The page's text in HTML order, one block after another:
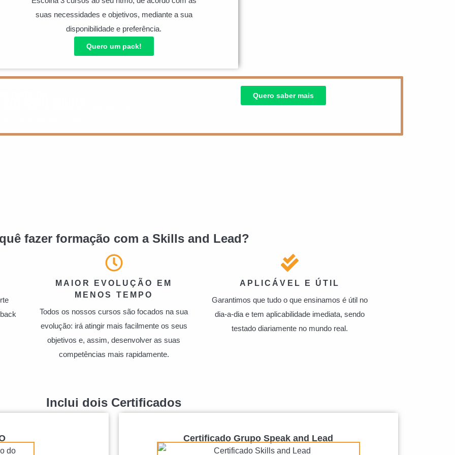
suas necessidades e objetivos, mediante a sua
disponibilidade e preferência.
Quero um pack!
Quero saber mais
fazer formação com a Skills and Lead?
MAIOR EVOLUÇÃO EM
MENOS TEMPO
Todos os nossos cursos são focados na sua
evolução: irá atingir mais facilmente os seus
objetivos e, assim, desenvolver as suas
competências mais rapidamente.
APLICÁVEL E ÚTIL
Garantimos que tudo o que ensinamos é útil no
dia-a-dia e tem aplicabilidade imediata, sendo
testado diariamente no mundo real.
Inclui dois Certificados
Certificado Grupo Speak and Lead